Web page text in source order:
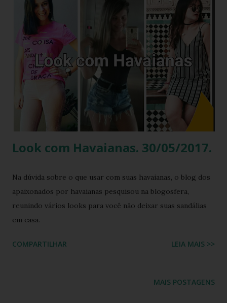
estampados no modelo top com solado na cor branca e
tiras azuis. O logotipo da havaianas como sempre nesta
coleção, vem em destaque nas tiras. Havaianas Top Marvel
Este é um dos meus modelos preferidos para esta coleção.
Vários personagens do universo da Marvel estão
estampados neste modelo, deixando o visual super
atraente. As tiras e o logo da havaianas incrementam este
visual. KIDS MARVEL TOP CAPTAIN AMERICA + IRON MAN
Até mesmo os mais pequenos fãs d...
Look com Havaianas. 30/05/2017.
Na dúvida sobre o que usar com suas havaianas, o blog dos
apaixonados por havaianas pesquisou na blogosfera,
reunindo vários looks para você não deixar suas sandálias
em casa.
COMPARTILHAR LEIA MAIS >>
MAIS POSTAGENS